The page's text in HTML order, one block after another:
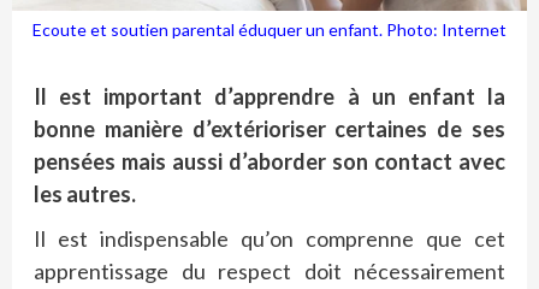
Ecoute et soutien parental éduquer un enfant. Photo: Internet
Il est important d’apprendre à un enfant la
bonne manière d’extérioriser certaines de ses
pensées mais aussi d’aborder son contact avec
les autres.
Il est indispensable qu’on comprenne que cet
apprentissage du respect doit nécessairement